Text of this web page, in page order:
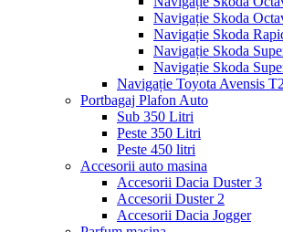
Navigație Skoda
Navigație Skoda
Navigație Skoda
Navigație Skoda
Navigație Toyota Avensis
Portbagaj Plafon Auto
Sub 350 Litri
Peste 350 Litri
Peste 450 litri
Accesorii auto masina
Accesorii Dacia Duster 3
Accesorii Duster 2
Accesorii Dacia Jogger